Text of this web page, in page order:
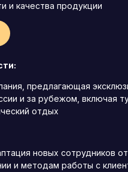
и качества продукции
предлагающая
и за рубежом, включая
отдых
новых сотрудников
и методам работы с